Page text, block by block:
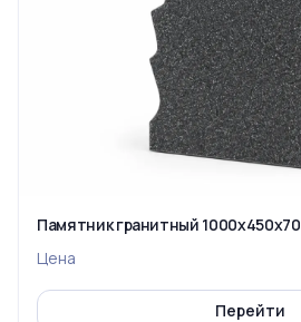
Памятник гранитный 1000x450x70
Цена
Перейти